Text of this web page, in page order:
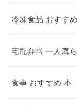
冷凍食品 おすす
宅配弁当 一人暮ら
食事 おすすめ 本